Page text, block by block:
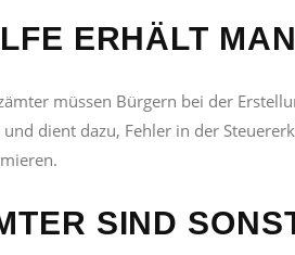
ERHÄLT
müssen Bürgern bei der
dient dazu, Fehler in der
SIND